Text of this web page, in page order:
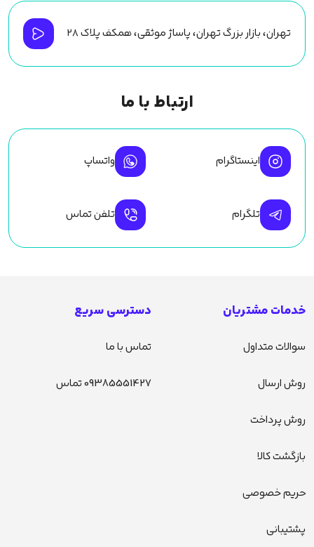
تهران، بازار بزرگ تهران، پاساژ موثقی، همکف پلاک ۲۸
ارتباط با ما
اینستاگرام واتساپ
تلگرام تلفن تماس
خدمات مشتریان
سوالات متداول
روش ارسال
روش پرداخت
بازگشت کالا
حریم خصوصی
پشتیبانی
دسترسی سریع
تماس با ما
09385551427 تماس